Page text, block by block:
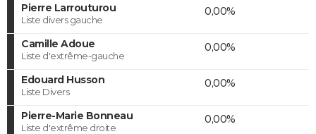
Pierre Larrouturou
Liste divers gauche
0,00%
Camille Adoue
Liste d'extrême-gauche
0,00%
Edouard Husson
Liste Divers
0,00%
Pierre-Marie Bonneau
Liste d'extrême droite
0,00%